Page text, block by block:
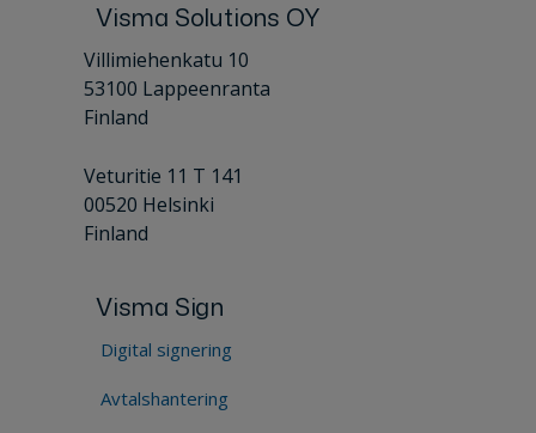
Visma Solutions OY
Villimiehenkatu 10
53100 Lappeenranta
Finland
Veturitie 11 T 141
00520 Helsinki
Finland
Visma Sign
Digital signering
Avtalshantering